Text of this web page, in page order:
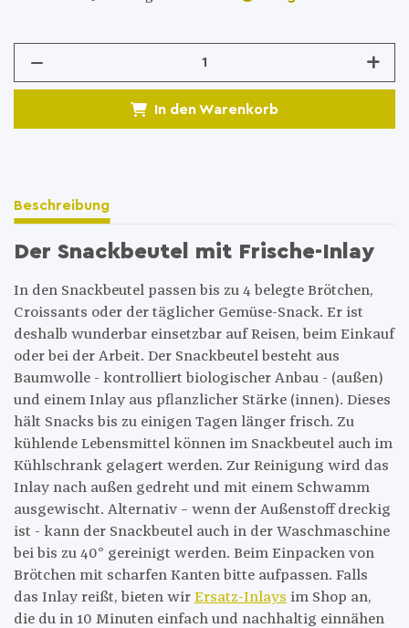
In den Warenkorb
Beschreibung
Der Snackbeutel mit Frische-Inlay
In den Snackbeutel passen bis zu 4 belegte Brötchen,
Croissants oder der täglicher Gemüse-Snack. Er ist
deshalb wunderbar einsetzbar auf Reisen, beim Einkauf
oder bei der Arbeit. Der Snackbeutel besteht aus
Baumwolle - kontrolliert biologischer Anbau - (außen)
und einem Inlay aus pflanzlicher Stärke (innen). Dieses
hält Snacks bis zu einigen Tagen länger frisch. Zu
kühlende Lebensmittel können im Snackbeutel auch im
Kühlschrank gelagert werden. Zur Reinigung wird das
Inlay nach außen gedreht und mit einem Schwamm
ausgewischt. Alternativ – wenn der Außenstoff dreckig
ist - kann der Snackbeutel auch in der Waschmaschine
bei bis zu 40° gereinigt werden. Beim Einpacken von
Brötchen mit scharfen Kanten bitte aufpassen. Falls
das Inlay reißt, bieten wir Ersatz-Inlays im Shop an,
die du in 10 Minuten einfach und nachhaltig einnähen